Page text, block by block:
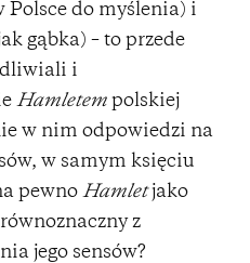
Polsce do myślenia) i
gąbka) – to przede
i
Hamletem polskiej
w nim odpowiedzi na
w samym księciu
pewno Hamletjako
z
jego sensów?